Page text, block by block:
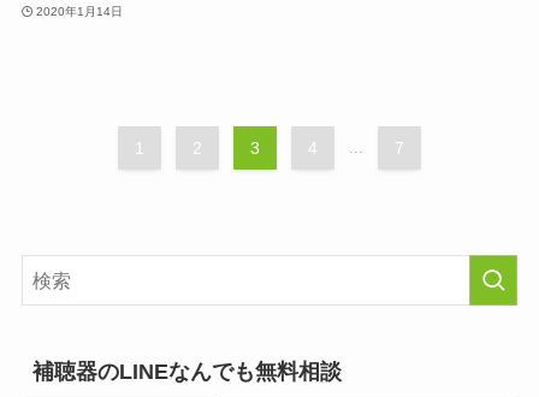
2020年1月14日
1 2 3 4 ... 7
補聴器のLINEなんでも無料相談